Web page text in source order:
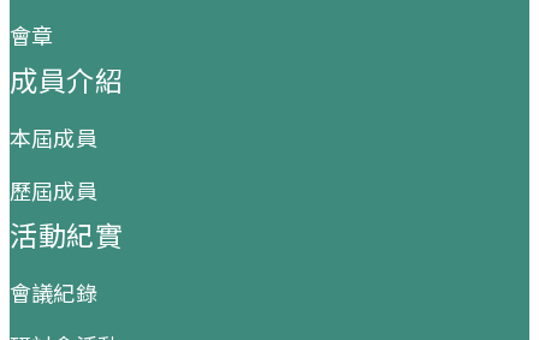
會章
成員介紹
本屆成員
歷屆成員
活動紀實
會議紀錄